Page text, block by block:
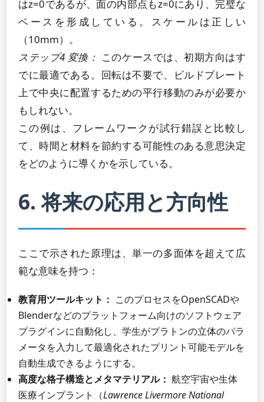
はz=0であるが、面の内部点もz=0にあり、完璧な
ベースを形成している。スケールは正しい
（10mm）。
ステップ4 変換： このケースでは、初期方向はす
でに最適である。回転は不要で、ビルドプレート
上で中央に配置するための平行移動のみが必要か
もしれない。
この例は、フレームワークが試行錯誤と比較し
て、時間と材料を節約する可能性のある意思決定
をどのように導くかを示している。
6. 将来の応用と方向性
ここで示された原理は、単一の多面体を超えて広
範な意味を持つ：
教育用ツールキット： このプロセスをOpenSCADや
Blenderなどのプラットフォーム向けのソフトウェア
プラグインに自動化し、学生がプラトンの立体のパラ
メータを入力して最適化されたプリント可能モデルを
自動生成できるようにする。
高度な格子構造とメタマテリアル： 航空宇宙や生体
医療インプラント（Lawrence Livermore National